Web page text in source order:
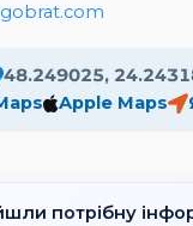
48.249025,
Apple Maps
потрібну